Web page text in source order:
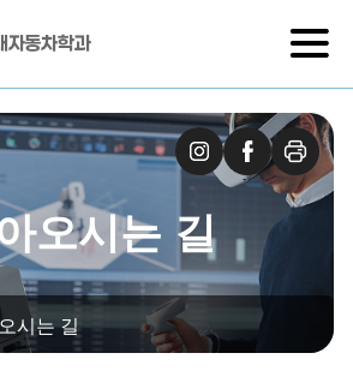
자동차학과
오시는 길
시는 길